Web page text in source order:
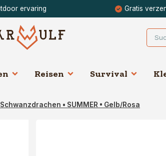
ervaring Gratis
Reisen Survival
• SUMMER • Gelb/Rosa